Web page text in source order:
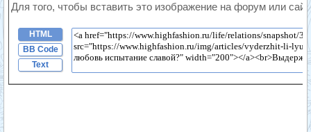
Для того, чтобы вставить это изображение на форум или
HTML
BB Code
Text